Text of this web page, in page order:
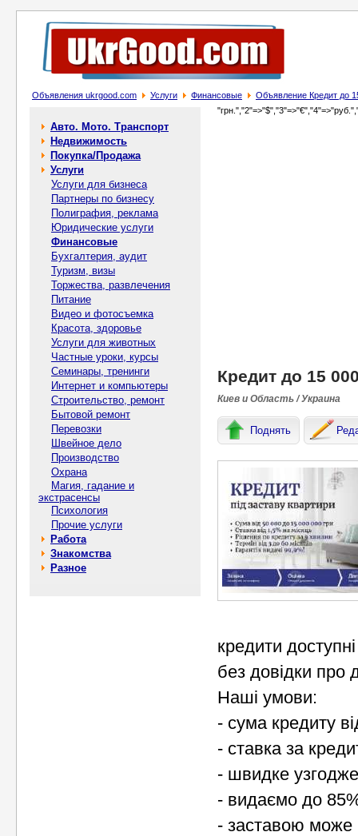
Объявления ukrgood.com Услуги Финансовые Объявление Кредит до
Авто. Мото. Транспорт
Недвижимость
Покупка/Продажа
Услуги
Услуги для бизнеса
Партнеры по бизнесу
Полиграфия, реклама
Юридические услуги
Финансовые
Бухгалтерия, аудит
Туризм, визы
Торжества, развлечения
Питание
Видео и фотосъемка
Красота, здоровье
Услуги для животных
Частные уроки, курсы
Семинары, тренинги
Интернет и компьютеры
Строительство, ремонт
Бытовой ремонт
Перевозки
Швейное дело
Производство
Охрана
Магия, гадание и
экстрасенсы
Психология
Прочие услуги
Работа
Знакомства
Разное
Кредит до 15
Киев и Область / Украина
Поднять
кредити
без довідки про
Наші умови:
- сума кредиту
- ставка за
- швидке
- видаємо до
- заставою може